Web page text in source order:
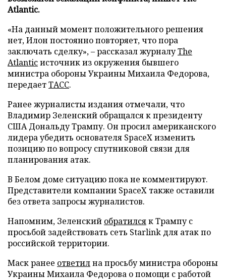
Atlantic.
«На данный момент положительного решения
нет, Илон постоянно повторяет, что пора
заключать сделку», – рассказал журналуThe
Atlanticисточник из окружения бывшего
министра обороны Украины Михаила Федорова,
передаетТАСС.
Ранее журналисты издания отмечали, что
Владимир Зеленский обращался к президенту
США Дональду Трампу. Он просил американского
лидера убедить основателя SpaceX изменить
позицию по вопросу спутниковой связи для
планирования атак.
В Белом доме ситуацию пока не комментируют.
Представители компании SpaceX также оставили
без ответа запросы журналистов.
Напомним, Зеленский обратилсяк Трампу с
просьбой задействовать сеть Starlink для атак по
российской территории.
Маск ранее ответилна просьбу министра обороны
Украины Михаила Федорова о помощи с работой